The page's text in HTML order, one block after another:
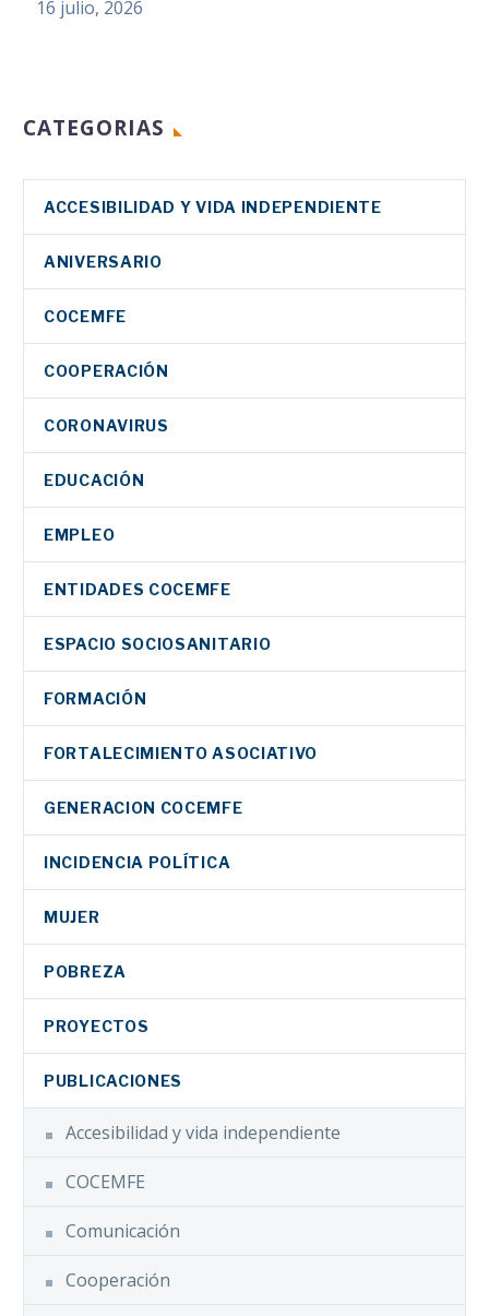
16 julio, 2026
CATEGORIAS
ACCESIBILIDAD Y VIDA INDEPENDIENTE
ANIVERSARIO
COCEMFE
COOPERACIÓN
CORONAVIRUS
EDUCACIÓN
EMPLEO
ENTIDADES COCEMFE
ESPACIO SOCIOSANITARIO
FORMACIÓN
FORTALECIMIENTO ASOCIATIVO
GENERACION COCEMFE
INCIDENCIA POLÍTICA
MUJER
POBREZA
PROYECTOS
PUBLICACIONES
Accesibilidad y vida independiente
COCEMFE
Comunicación
Cooperación